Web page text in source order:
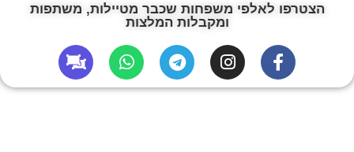
הצטרפו לאלפי משפחות שכבר מטיילות, משתפות
ומקבלות המלצות